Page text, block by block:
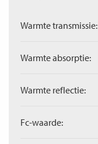
Warmte transmissie:
Warmte absorptie:
Warmte reflectie:
Fc-waarde: